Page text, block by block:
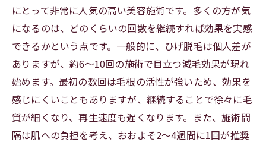
にとって非常に人気の高い美容施術です。多くの方が気
になるのは、どのくらいの回数を継続すれば効果を実感
できるかという点です。一般的に、ひげ脱毛は個人差が
ありますが、約6〜10回の施術で目立つ減毛効果が現れ
始めます。最初の数回は毛根の活性が強いため、効果を
感じにくいこともありますが、継続することで徐々に毛
質が細くなり、再生速度も遅くなります。また、施術間
隔は肌への負担を考え、おおよそ2〜4週間に1回が推奨